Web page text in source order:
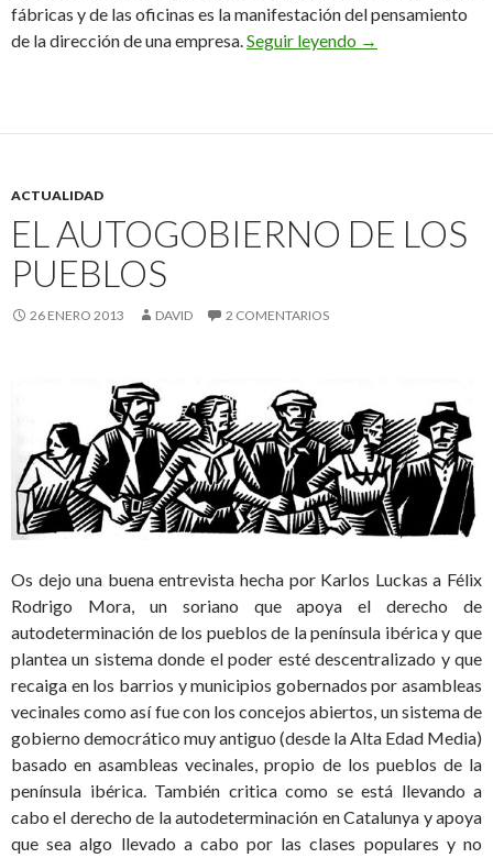
fábricas y de las oficinas es la manifestación del pensamiento
de la dirección de una empresa.Seguir leyendo El mito de la
→
ACTUALIDAD
EL AUTOGOBIERNO DE LOS
PUEBLOS
26 ENERO 2013 DAVID 2 COMENTARIOS
Os dejo una buena entrevista hecha por Karlos Luckas a Félix
Rodrigo Mora, un soriano que apoya el derecho de
autodeterminación de los pueblos de la península ibérica y que
plantea un sistema donde el poder esté descentralizado y que
recaiga en los barrios y municipios gobernados por asambleas
vecinales como así fue con los concejos abiertos, un sistema de
gobierno democrático muy antiguo (desde la Alta Edad Media)
basado en asambleas vecinales, propio de los pueblos de la
península ibérica. También critica como se está llevando a
cabo el derecho de la autodeterminación en Catalunya y apoya
que sea algo llevado a cabo por las clases populares y no